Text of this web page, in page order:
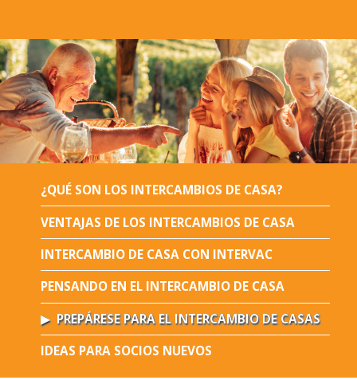
¿QUÉ SON LOS INTERCAMBIOS DE CASA?
VENTAJAS DE LOS INTERCAMBIOS DE CASA
INTERCAMBIO DE CASA CON INTERVAC
PENSANDO EN EL INTERCAMBIO DE CASA
PREPÁRESE PARA EL INTERCAMBIO DE CASAS
IDEAS PARA SOCIOS NUEVOS